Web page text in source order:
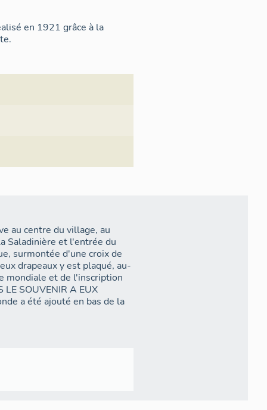
en 1921 grâce à la
au centre du village, au
Saladinière et l'entrée du
surmontée d'une croix de
drapeaux y est plaqué, au-
mondiale et de l'inscription
SOUVENIR A EUX
a été ajouté en bas de la